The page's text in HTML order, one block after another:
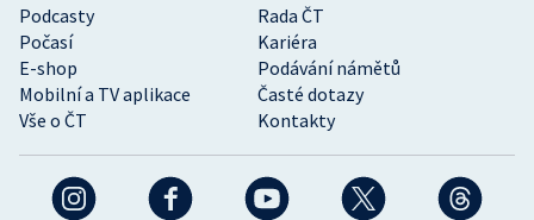
Podcasty
Rada ČT
Počasí
Kariéra
E-shop
Podávání námětů
Mobilní a TV aplikace
Časté dotazy
Vše o ČT
Kontakty